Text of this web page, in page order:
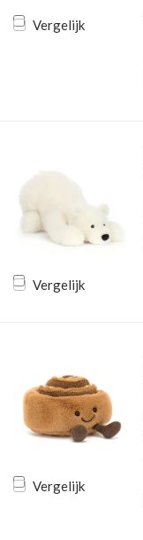
Vergelijk
Vergelijk
Vergelijk